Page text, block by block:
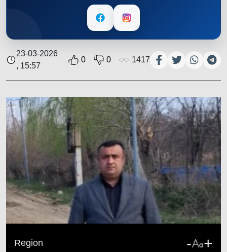
23-03-2026
, 15:57
0 0 1417
Region - +